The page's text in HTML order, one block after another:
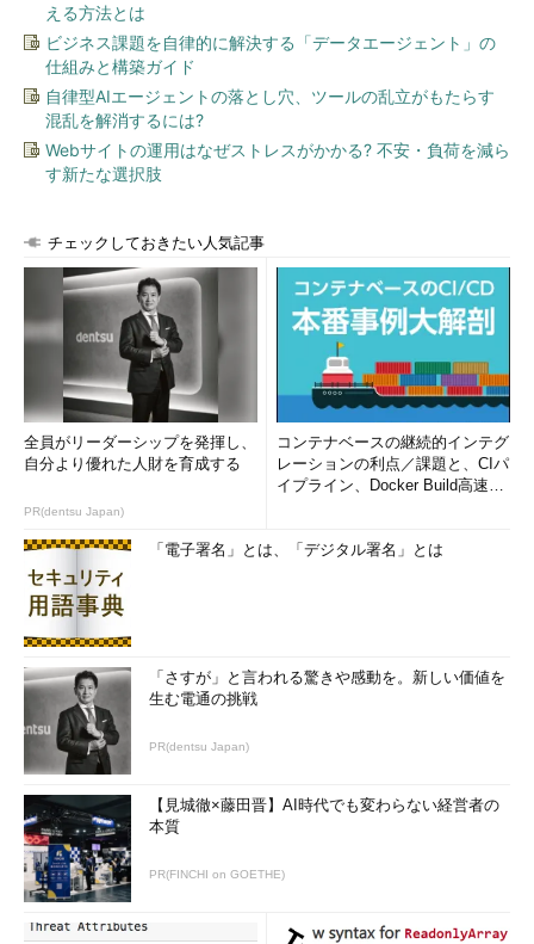
える方法とは
ビジネス課題を自律的に解決する「データエージェント」の
仕組みと構築ガイド
自律型AIエージェントの落とし穴、ツールの乱立がもたらす
混乱を解消するには?
Webサイトの運用はなぜストレスがかかる? 不安・負荷を減ら
す新たな選択肢
チェックしておきたい人気記事
全員がリーダーシップを発揮し、
自分より優れた人財を育成する
PR(dentsu Japan)
コンテナベースの継続的インテグ
レーションの利点／課題と、CIパ
イプライン、Docker Build高速化
「電子署名」とは、「デジタル署名」とは
「さすが」と言われる驚きや感動を。新しい価値を
生む電通の挑戦
PR(dentsu Japan)
【見城徹×藤田晋】AI時代でも変わらない経営者の
本質
PR(FINCHI on GOETHE)